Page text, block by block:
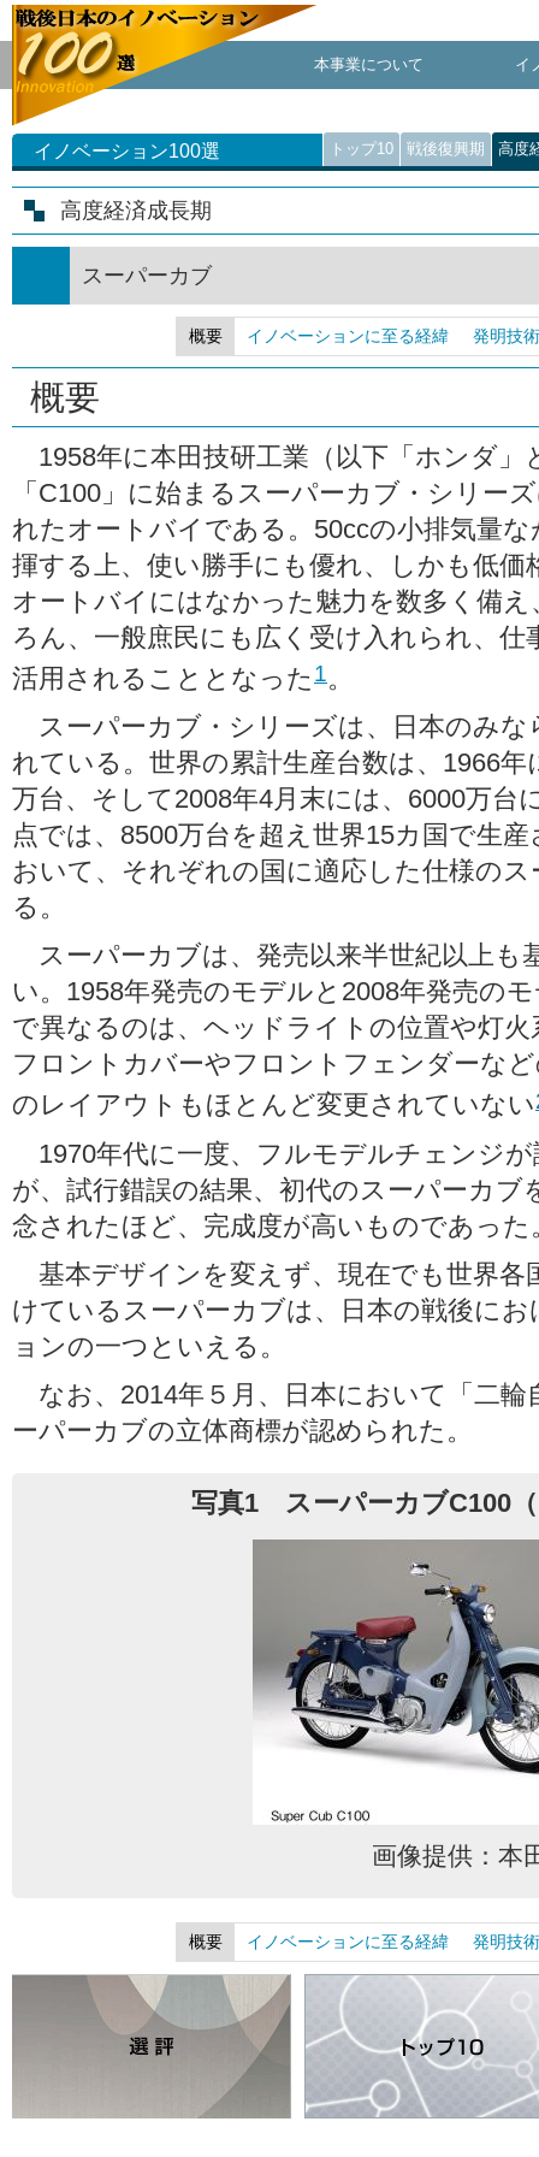
イ
本事業について
イノベーション100選 トップ10 戦後復興期 高度
高度経済成長期
スーパーカブ
発明技
イノベーションに至る経緯
概要
概要
1958年に本田技研工業（以下「ホンダ」
「C100」に始まるスーパーカブ・シリー
れたオートバイである。50ccの小排気量
揮する上、使い勝手にも優れ、しかも低
オートバイにはなかった魅力を数多く備
ろん、一般庶民にも広く受け入れられ、
活用されることとなった 1。
スーパーカブ・シリーズは、日本のみな
れている。世界の累計生産台数は、1966年
万台、そして2008年4月末には、6000万台
点では、8500万台を超え世界15カ国で生
おいて、それぞれの国に適応した仕様の
る。
スーパーカブは、発売以来半世紀以上も
い。1958年発売のモデルと2008年発売の
で異なるのは、ヘッドライトの位置や灯
フロントカバーやフロントフェンダーな
のレイアウトもほとんど変更されていない
1970年代に一度、フルモデルチェンジ
が、試行錯誤の結果、初代のスーパーカ
念されたほど、完成度が高いものであった
基本デザインを変えず、現在でも世界各
けているスーパーカブは、日本の戦後に
ョンの一つといえる。
なお、2014年５月、日本において「二輪
ーパーカブの立体商標が認められた。
写真1 スーパーカブC100（
画像提供：本
発明技
イノベーションに至る経緯
概要